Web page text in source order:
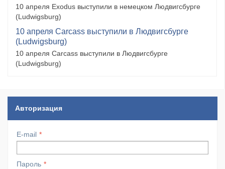
10 апреля Exodus выступили в немецком Людвигсбурге
(Ludwigsburg)
10 апреля Carcass выступили в Людвигсбурге
(Ludwigsburg)
10 апреля Carcass выступили в Людвигсбурге
(Ludwigsburg)
Авторизация
E-mail
Пароль